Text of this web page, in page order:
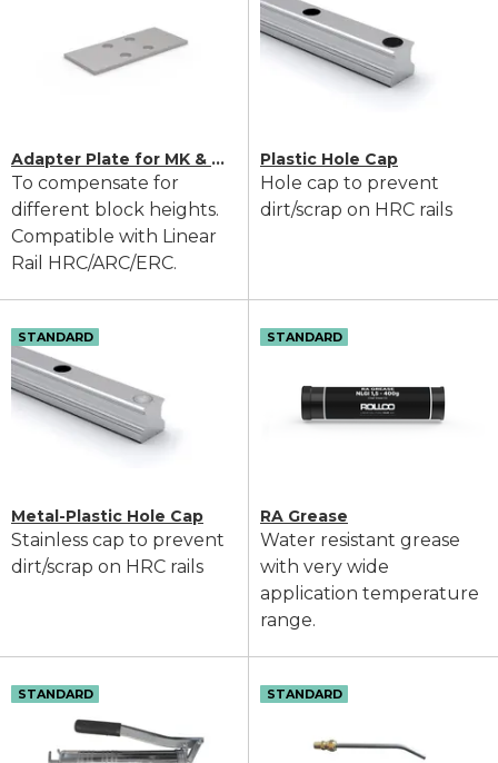
Adapter Plate for MK & MKS Clamping Elements
To compensate for
different block heights.
Compatible with Linear
Rail HRC/ARC/ERC.
Plastic Hole Cap
Hole cap to prevent
dirt/scrap on HRC rails
STANDARD
Metal-Plastic Hole Cap
Stainless cap to prevent
dirt/scrap on HRC rails
STANDARD
RA Grease
Water resistant grease
with very wide
application temperature
range.
STANDARD STANDARD